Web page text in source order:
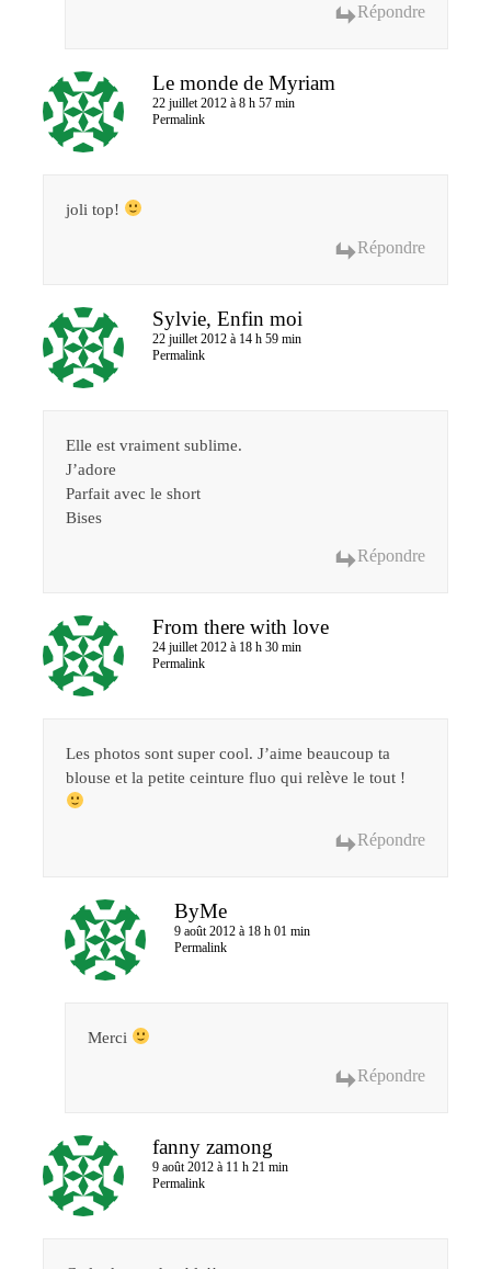
Répondre
Le monde de Myriam
22 juillet 2012 à 8 h 57 min
Permalink
joli top!
Répondre
Sylvie, Enfin moi
22 juillet 2012 à 14 h 59 min
Permalink
Elle est vraiment sublime.
J’adore
Parfait avec le short
Bises
Répondre
From there with love
24 juillet 2012 à 18 h 30 min
Permalink
Les photos sont super cool. J’aime beaucoup ta
blouse et la petite ceinture fluo qui relève le tout !
Répondre
ByMe
9 août 2012 à 18 h 01 min
Permalink
Merci
Répondre
fanny zamong
9 août 2012 à 11 h 21 min
Permalink